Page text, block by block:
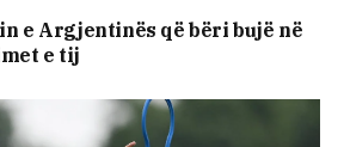
e Argjentinës që bëri bujë në
e tij